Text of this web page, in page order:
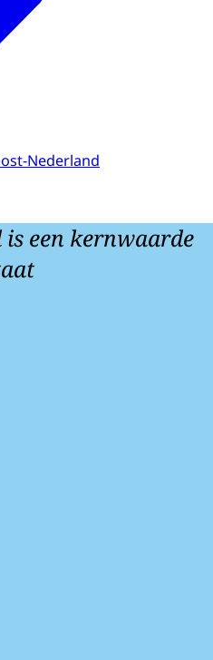
Nederland
een kernwaarde